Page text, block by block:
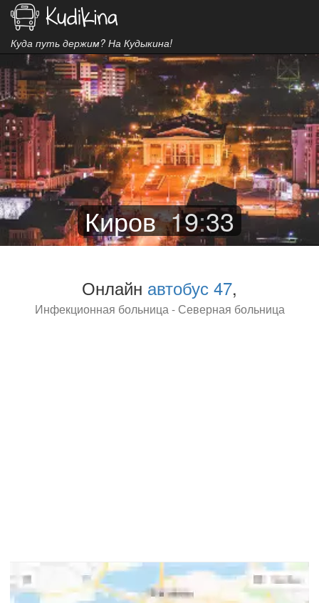
Куда путь держим? На Кудыкина!
Киров 19:33
Онлайн автобус 47,
Инфекционная больница - Северная больница